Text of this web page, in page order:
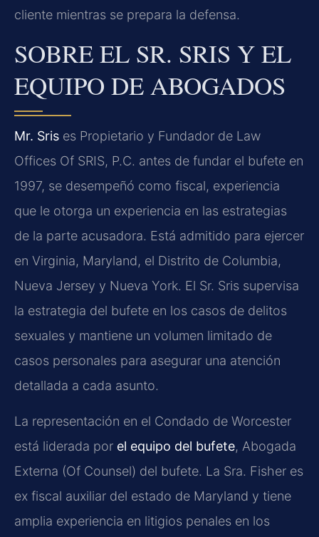
cliente mientras se prepara la defensa.
SOBRE EL SR. SRIS Y EL
EQUIPO DE ABOGADOS
Mr. Sris es Propietario y Fundador de Law
Offices Of SRIS, P.C. antes de fundar el bufete en
1997, se desempeñó como fiscal, experiencia
que le otorga un experiencia en las estrategias
de la parte acusadora. Está admitido para ejercer
en Virginia, Maryland, el Distrito de Columbia,
Nueva Jersey y Nueva York. El Sr. Sris supervisa
la estrategia del bufete en los casos de delitos
sexuales y mantiene un volumen limitado de
casos personales para asegurar una atención
detallada a cada asunto.
La representación en el Condado de Worcester
está liderada por el equipo del bufete, Abogada
Externa (Of Counsel) del bufete. La Sra. Fisher es
ex fiscal auxiliar del estado de Maryland y tiene
amplia experiencia en litigios penales en los